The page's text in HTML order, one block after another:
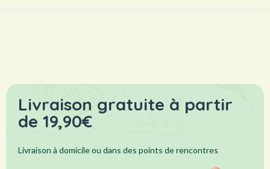
Livraison gratuite à partir
de 19,90€
Livraison à domicile ou dans des points de rencontres